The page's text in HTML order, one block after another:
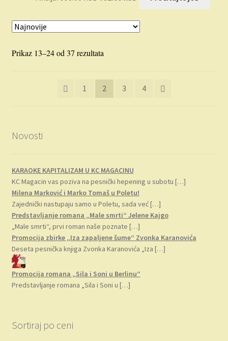
bila:
792.00 RSD.
Prikaz 13–24 od 37 rezultataSortirano
najnovijem
1 2 3 4
Novosti
KARAOKE KAPITALIZAM U KC MAGACINU
KC Magacin vas poziva na pesnički hepening u subotu […]
Milena Marković i Marko Tomaš u Poletu!
Zajednički nastupaju samo u Poletu, sada već[…]
Predstavljanje romana „Male smrti“ Jelene Kajgo
„Male smrti“, prvi roman naše poznate […]
Promocija zbirke „Iza zapaljene šume“ Zvonka Karanovića
Deseta pesnička knjiga Zvonka Karanovića „Iza […]
Promocija romana „Sila i Soni u Berlinu“
Predstavljanje romana „Sila i Soni u […]
Sortiraj po ceni